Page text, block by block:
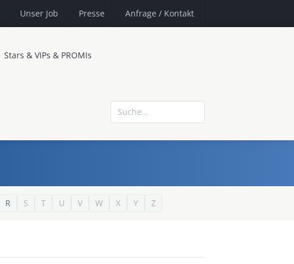
Unser Job Presse Anfrage / Kontakt
Stars & VIPs & PROMIs
R S T U V W X Y Z